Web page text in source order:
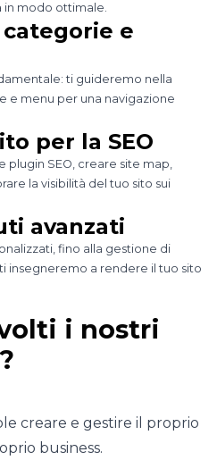
in modo ottimale.
e
ti guideremo nella
e menu per una navigazione
per la SEO
plugin SEO, creare site map,
la visibilità del tuo sito sui
avanzati
fino alla gestione di
insegneremo a rendere il tuo sito
i nostri
creare e gestire il proprio
business.